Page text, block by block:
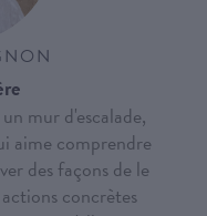
mur d'escalade,
aime comprendre
des façons de le
concrètes